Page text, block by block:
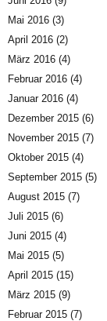
Mai 2016 (3)
April 2016 (2)
März 2016 (4)
Februar 2016 (4)
Januar 2016 (4)
Dezember 2015 (6)
November 2015 (7)
Oktober 2015 (4)
September 2015 (5)
August 2015 (7)
Juli 2015 (6)
Juni 2015 (4)
Mai 2015 (5)
April 2015 (15)
März 2015 (9)
Februar 2015 (7)